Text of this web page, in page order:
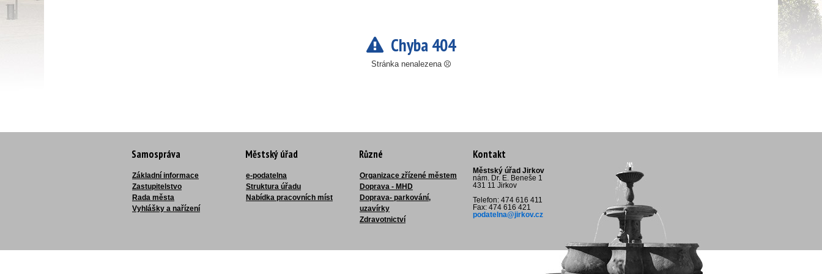
Chyba 404
Stránka nenalezena
Samospráva
Základní informace
Zastupitelstvo
Rada města
Vyhlášky a nařízení
Městský úřad
e-podatelna
Struktura úřadu
Nabídka pracovních míst
Různé
Organizace zřízené městem
Doprava - MHD
Doprava- parkování,
uzavírky
Zdravotnictví
Kontakt
Městský úřad Jirkov
nám. Dr. E. Beneše 1
431 11 Jirkov
Telefon: 474 616 411
Fax: 474 616 421
podatelna@jirkov.cz